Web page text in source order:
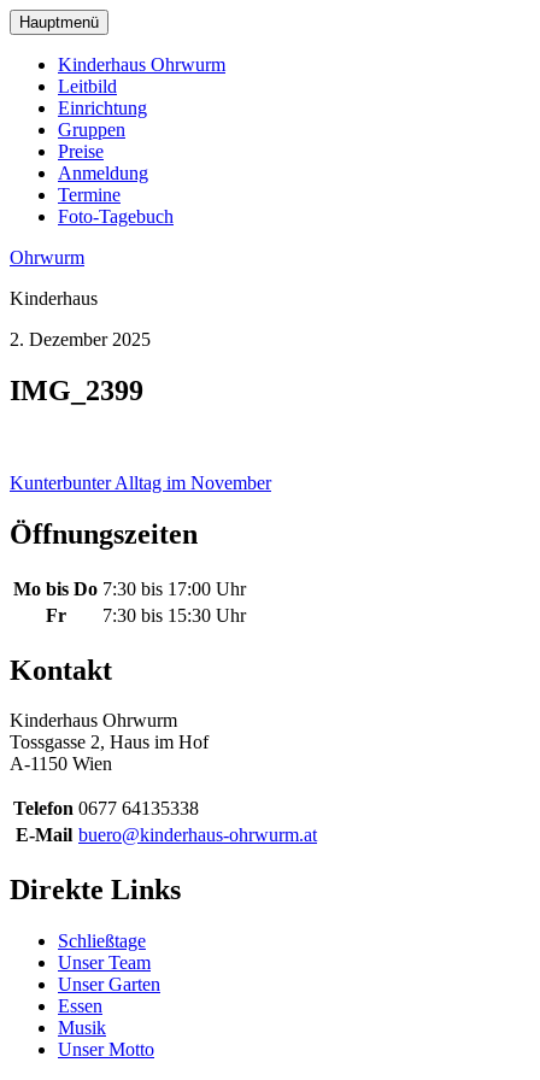
zum
Hauptinhalt
wechseln
Hauptmenü
Kinderhaus Ohrwurm
Leitbild
Einrichtung
Gruppen
Preise
Anmeldung
Termine
Foto-Tagebuch
Ohrwurm
Kinderhaus
2. Dezember 2025
IMG_2399
Beitragsnavigation
Kunterbunter Alltag im November
Öffnungszeiten
Mo bis Do 7:30 bis 17:00 Uhr
Fr
7:30 bis 15:30 Uhr
Kontakt
Kinderhaus Ohrwurm
Tossgasse 2, Haus im Hof
A-1150 Wien
Telefon 0677 64135338
E-Mail buero@kinderhaus-ohrwurm.at
Direkte Links
Schließtage
Unser Team
Unser Garten
Essen
Musik
Unser Motto